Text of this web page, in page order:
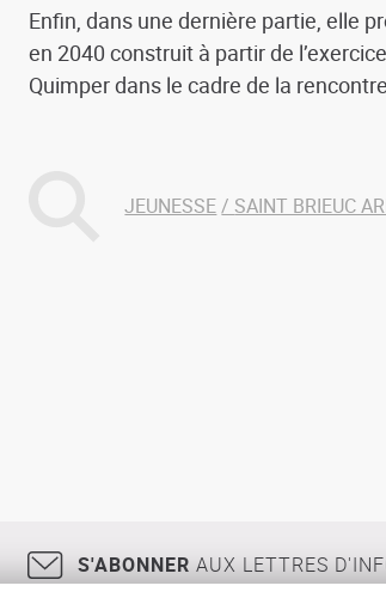
Enfin, dans une dernière partie, elle
en 2040 construit à partir de
Quimper dans le cadre de la
JEUNESSE SAINT BRIEUC
S'ABONNER AUX LETTRES